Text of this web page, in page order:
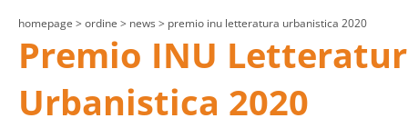
homepage > ordine > news > premio inu letteratura urbanistica 2020
Premio INU
Urbanistica 2020